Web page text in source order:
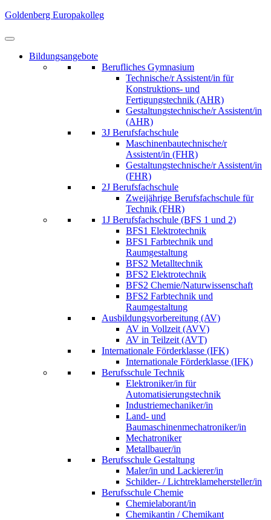
Skip
content
Enter)
Goldenberg Europakolleg
Bildungsangebote
Berufliches Gymnasium
Technische/r Assistent/in für
Konstruktions- und
Fertigungstechnik (AHR)
Gestaltungstechnische/r Assistent/in
(AHR)
3J Berufsfachschule
Maschinenbautechnische/r
Assistent/in (FHR)
Gestaltungstechnische/r Assistent/in
(FHR)
2J Berufsfachschule
Zweijährige Berufsfachschule für
Technik (FHR)
1J Berufsfachschule (BFS 1 und 2)
BFS1 Elektrotechnik
BFS1 Farbtechnik und
Raumgestaltung
BFS2 Metalltechnik
BFS2 Elektrotechnik
BFS2 Chemie/Naturwissenschaft
BFS2 Farbtechnik und
Raumgestaltung
Ausbildungsvorbereitung (AV)
AV in Vollzeit (AVV)
AV in Teilzeit (AVT)
Internationale Förderklasse (IFK)
Internationale Förderklasse (IFK)
Berufsschule Technik
Elektroniker/in für
Automatisierungstechnik
Industriemechaniker/in
Land- und
Baumaschinenmechatroniker/in
Mechatroniker
Metallbauer/in
Berufsschule Gestaltung
Maler/in und Lackierer/in
Schilder- / Lichtreklamehersteller/in
Berufsschule Chemie
Chemielaborant/in
Chemikantin / Chemikant